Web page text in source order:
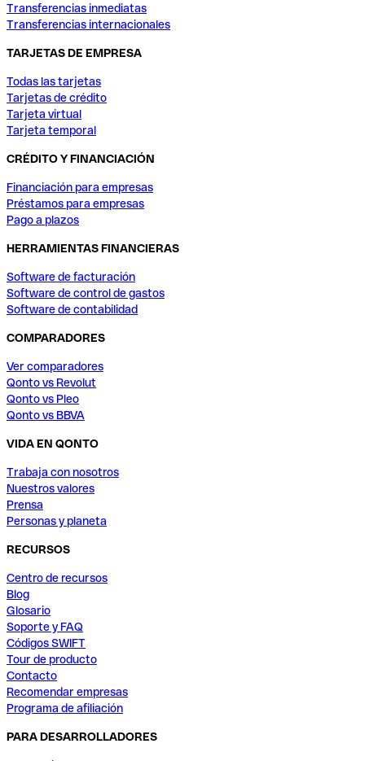
Transferencias inmediatas
Transferencias internacionales
TARJETAS DE EMPRESA
Todas las tarjetas
Tarjetas de crédito
Tarjeta virtual
Tarjeta temporal
CRÉDITO Y FINANCIACIÓN
Financiación para empresas
Préstamos para empresas
Pago a plazos
HERRAMIENTAS FINANCIERAS
Software de facturación
Software de control de gastos
Software de contabilidad
COMPARADORES
Ver comparadores
Qonto vs Revolut
Qonto vs Pleo
Qonto vs BBVA
VIDA EN QONTO
Trabaja con nosotros
Nuestros valores
Prensa
Personas y planeta
RECURSOS
Centro de recursos
Blog
Glosario
Soporte y FAQ
Códigos SWIFT
Tour de producto
Contacto
Recomendar empresas
Programa de afiliación
PARA DESARROLLADORES